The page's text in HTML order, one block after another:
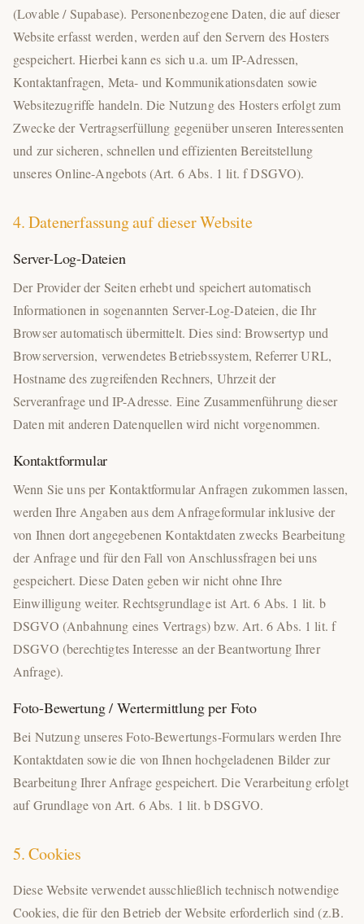
(Lovable / Supabase). Personenbezogene Daten, die auf dieser
Website erfasst werden, werden auf den Servern des Hosters
gespeichert. Hierbei kann es sich u.a. um IP-Adressen,
Kontaktanfragen, Meta- und Kommunikationsdaten sowie
Websitezugriffe handeln. Die Nutzung des Hosters erfolgt zum
Zwecke der Vertragserfüllung gegenüber unseren Interessenten
und zur sicheren, schnellen und effizienten Bereitstellung
unseres Online-Angebots (Art. 6 Abs. 1 lit. f DSGVO).
4. Datenerfassung auf dieser Website
Server-Log-Dateien
Der Provider der Seiten erhebt und speichert automatisch
Informationen in sogenannten Server-Log-Dateien, die Ihr
Browser automatisch übermittelt. Dies sind: Browsertyp und
Browserversion, verwendetes Betriebssystem, Referrer URL,
Hostname des zugreifenden Rechners, Uhrzeit der
Serveranfrage und IP-Adresse. Eine Zusammenführung dieser
Daten mit anderen Datenquellen wird nicht vorgenommen.
Kontaktformular
Wenn Sie uns per Kontaktformular Anfragen zukommen lassen,
werden Ihre Angaben aus dem Anfrageformular inklusive der
von Ihnen dort angegebenen Kontaktdaten zwecks Bearbeitung
der Anfrage und für den Fall von Anschlussfragen bei uns
gespeichert. Diese Daten geben wir nicht ohne Ihre
Einwilligung weiter. Rechtsgrundlage ist Art. 6 Abs. 1 lit. b
DSGVO (Anbahnung eines Vertrags) bzw. Art. 6 Abs. 1 lit. f
DSGVO (berechtigtes Interesse an der Beantwortung Ihrer
Anfrage).
Foto-Bewertung / Wertermittlung per Foto
Bei Nutzung unseres Foto-Bewertungs-Formulars werden Ihre
Kontaktdaten sowie die von Ihnen hochgeladenen Bilder zur
Bearbeitung Ihrer Anfrage gespeichert. Die Verarbeitung erfolgt
auf Grundlage von Art. 6 Abs. 1 lit. b DSGVO.
5. Cookies
Diese Website verwendet ausschließlich technisch notwendige
Cookies, die für den Betrieb der Website erforderlich sind (z.B.